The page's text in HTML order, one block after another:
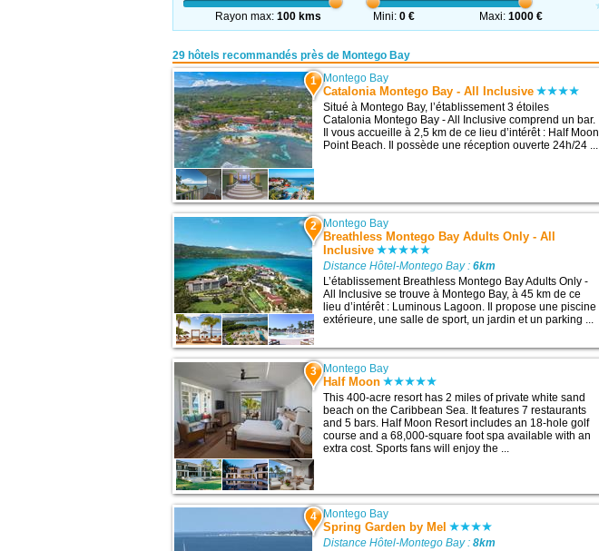
Rayon max: 100 kms Mini:0 € Maxi: 1000 €
29 hôtels recommandés près de Montego Bay
1 Montego Bay
Catalonia Montego Bay - All Inclusive
Situé à Montego Bay, l’établissement 3 étoiles
Catalonia Montego Bay - All Inclusive comprend un bar.
Il vous accueille à 2,5 km de ce lieu d’intérêt : Half Moon
Point Beach. Il possède une réception ouverte 24h/24 ...
2 Montego Bay
Breathless Montego Bay Adults Only - All
Inclusive
Distance Hôtel-Montego Bay :6km
L’établissement Breathless Montego Bay Adults Only -
All Inclusive se trouve à Montego Bay, à 45 km de ce
lieu d’intérêt : Luminous Lagoon. Il propose une piscine
extérieure, une salle de sport, un jardin et un parking ...
3 Montego Bay
Half Moon
This 400-acre resort has 2 miles of private white sand
beach on the Caribbean Sea. It features 7 restaurants
and 5 bars. Half Moon Resort includes an 18-hole golf
course and a 68,000-square foot spa available with an
extra cost. Sports fans will enjoy the ...
4 Montego Bay
Spring Garden by Mel
Distance Hôtel-Montego Bay :8km